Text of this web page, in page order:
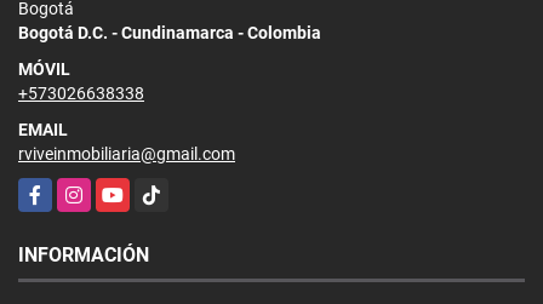
Bogotá
Bogotá D.C. - Cundinamarca - Colombia
MÓVIL
+573026638338
EMAIL
rviveinmobiliaria@gmail.com
FacebookInstagramYouTubeTikTok
INFORMACIÓN